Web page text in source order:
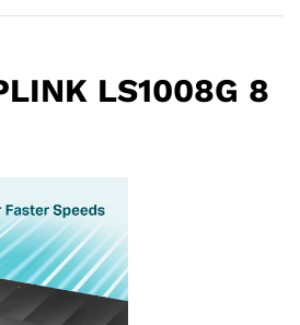
LS1008G 8